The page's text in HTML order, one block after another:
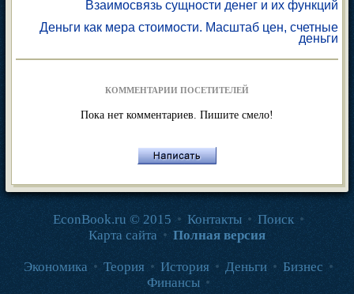
Взаимосвязь сущности денег и их функций
Деньги как мера стоимости. Масштаб цен, счетные
деньги
КОММЕНТАРИИ ПОСЕТИТЕЛЕЙ
Пока нет комментариев. Пишите смело!
EconBook.ru © 2015 • Контакты • Поиск •
Карта сайта • Полная версия
Экономика • Теория • История • Деньги • Бизнес •
Финансы •